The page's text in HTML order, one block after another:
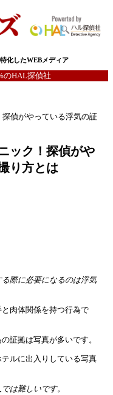
化したWEBメディア
のHAL探偵社
偵がやっている浮気の証
ック！探偵がや
り方とは
際に必要になるのは浮気
肉体関係を持つ行為で
証拠は写真が多いです。
ルに出入りしている写真
は難しいです。